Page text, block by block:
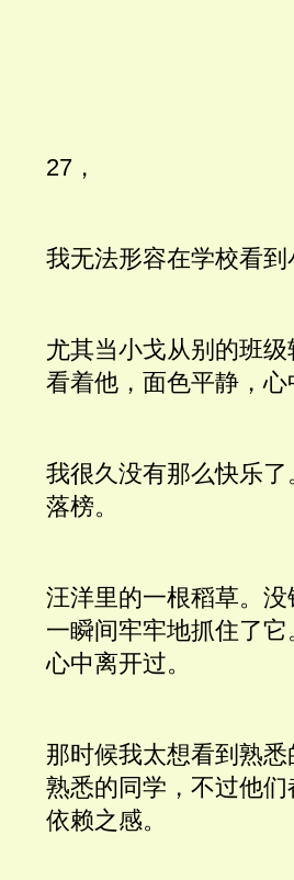
27，
我无法形容在学校看
尤其当小戈从别的班
看着他，面色平静，
我很久没有那么快乐
落榜。
汪洋里的一根稻草。
一瞬间牢牢地抓住了
心中离开过。
那时候我太想看到熟
熟悉的同学，不过他
依赖之感。